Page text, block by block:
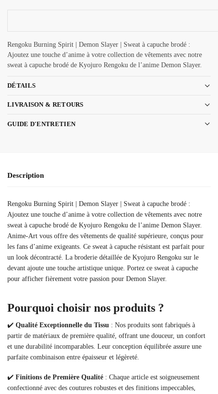
Rengoku Burning Spirit | Demon Slayer | Sweat à capuche brodé :
Ajoutez une touche d’anime à votre collection de vêtements avec notre
sweat à capuche brodé de Kyojuro Rengoku de l’anime Demon Slayer.
DÉTAILS
LIVRAISON & RETOURS
GUIDE D'ENTRETIEN
Description
Rengoku Burning Spirit | Demon Slayer | Sweat à capuche brodé :
Ajoutez une touche d’anime à votre collection de vêtements avec notre
sweat à capuche brodé de Kyojuro Rengoku de l’anime Demon Slayer.
Anime-Art vous offre des vêtements de qualité supérieure, conçus pour
les fans d’anime exigeants. Ce sweat à capuche résistant est parfait pour
un look décontracté. La broderie détaillée de Kyojuro Rengoku sur le
devant ajoute une touche artistique unique. Portez ce sweat à capuche
pour afficher fièrement votre passion pour Demon Slayer.
Pourquoi choisir nos produits ?
✔️ Qualité Exceptionnelle du Tissu : Nos produits sont fabriqués à
partir de matériaux de première qualité, offrant une douceur, un confort
et une durabilité incomparables. Leur conception équilibrée assure une
parfaite combinaison entre épaisseur et légèreté.
✔️ Finitions de Première Qualité : Chaque article est soigneusement
confectionné avec des coutures robustes et des finitions impeccables,